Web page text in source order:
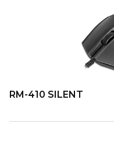
RM-410 SILENT